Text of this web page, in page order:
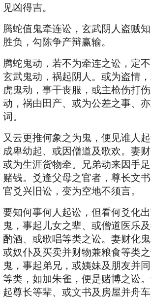
见凶得吉。
腾蛇值鬼牵连讼，玄武阴人盗贼
胜负，勾陈争产辩赢输。
腾蛇鬼动，若不为牵连之讼，定不
玄武鬼动，祸起阴人。或为盗情
虎鬼动，事干丧服，或主枪伤打
动，祸由田产、或为公差之事、
词。
又云更推何象之为鬼，便见谁人
成卑幼起、或因僧道及歌欢。妻财
或为生涯货物牵。兄弟动来因手
赌钱。爻逢父母之官者，尊长文
官爻兴旧讼，变为空地不须言。
要知何事何人起讼，但看何爻化
鬼，事起儿女之辈、或僧道医乐
酌酒、或歌唱等类之讼。妻财化鬼
或奴仆及买卖并财物兼粮食等类
鬼，事起弟兄，或姨妹及朋友并
等类，如加朱雀，便是赌博之讼
起尊长等辈、或文书及房屋并舟